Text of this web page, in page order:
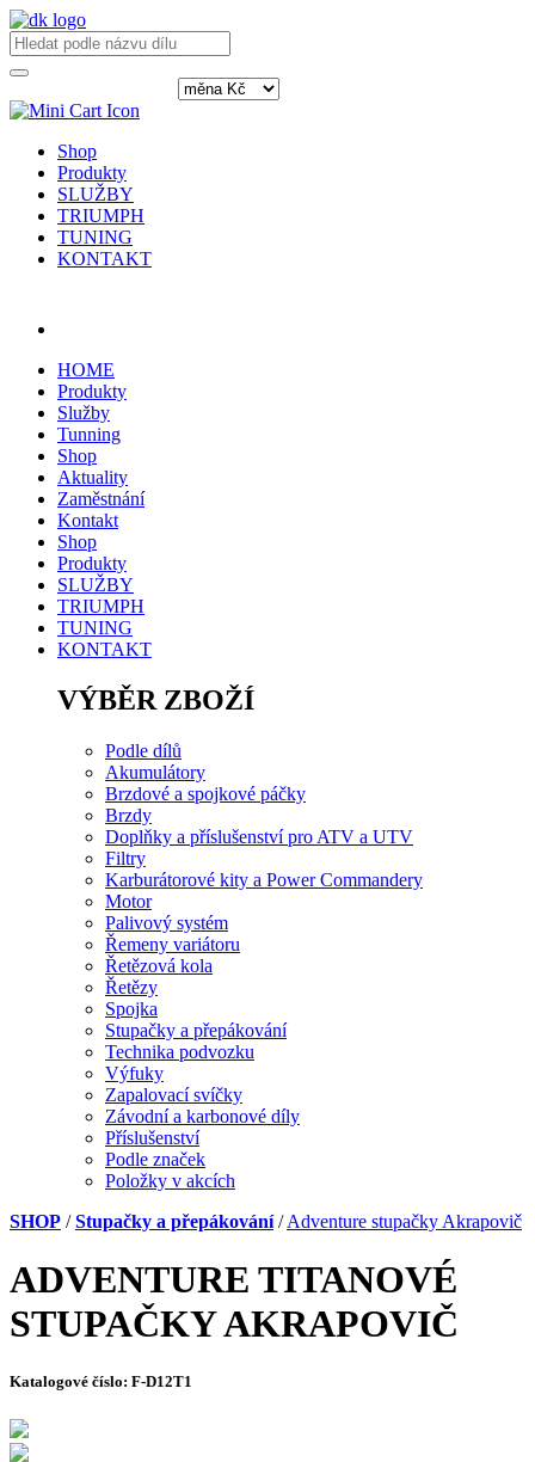
Shop
Produkty
SLUŽBY
TRIUMPH
TUNING
KONTAKT
HOME
Produkty
Služby
Tunning
Shop
Aktuality
Zaměstnání
Kontakt
Shop
Produkty
SLUŽBY
TRIUMPH
TUNING
KONTAKT
VÝBĚR ZBOŽÍ
Podle dílů
Akumulátory
Brzdové a spojkové páčky
Brzdy
Doplňky a příslušenství pro ATV a UTV
Filtry
Karburátorové kity a Power Commandery
Motor
Palivový systém
Řemeny variátoru
Řetězová kola
Řetězy
Spojka
Stupačky a přepákování
Technika podvozku
Výfuky
Zapalovací svíčky
Závodní a karbonové díly
Příslušenství
Podle značek
Položky v akcích
SHOP /Stupačky a přepákování/Adventure stupačky Akrapovič
ADVENTURE TITANOVÉ
STUPAČKY AKRAPOVIČ
Katalogové číslo: F-D12T1